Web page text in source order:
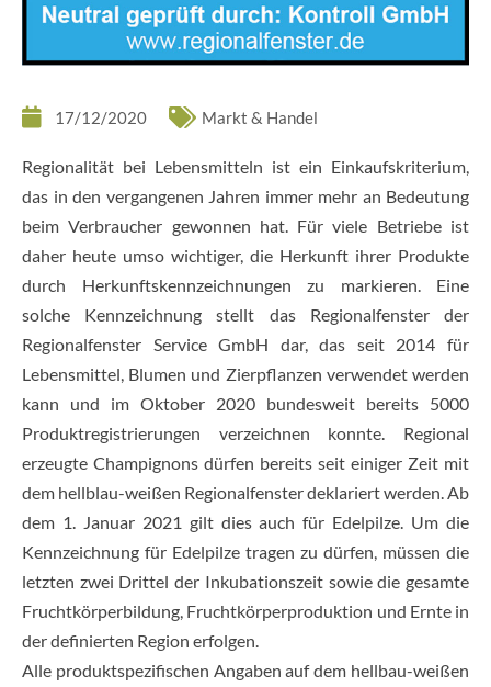
17/12/2020 Markt & Handel
Regionalität bei Lebensmitteln ist ein Einkaufskriterium,
das in den vergangenen Jahren immer mehr an Bedeutung
beim Verbraucher gewonnen hat. Für viele Betriebe ist
daher heute umso wichtiger, die Herkunft ihrer Produkte
durch Herkunftskennzeichnungen zu markieren. Eine
solche Kennzeichnung stellt das Regionalfenster der
Regionalfenster Service GmbH dar, das seit 2014 für
Lebensmittel, Blumen und Zierpflanzen verwendet werden
kann und im Oktober 2020 bundesweit bereits 5000
Produktregistrierungen verzeichnen konnte. Regional
erzeugte Champignons dürfen bereits seit einiger Zeit mit
dem hellblau-weißen Regionalfenster deklariert werden. Ab
dem 1. Januar 2021 gilt dies auch für Edelpilze. Um die
Kennzeichnung für Edelpilze tragen zu dürfen, müssen die
letzten zwei Drittel der Inkubationszeit sowie die gesamte
Fruchtkörperbildung, Fruchtkörperproduktion und Ernte in
der definierten Region erfolgen.
Alle produktspezifischen Angaben auf dem hellbau-weißen